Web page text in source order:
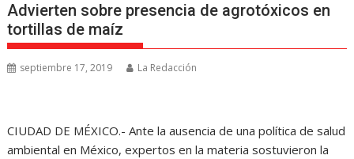
Advierten sobre presencia de agrotóxicos en
tortillas de maíz
septiembre 17, 2019 La Redacción
CIUDAD DE MÉXICO.- Ante la ausencia de una política de salud
ambiental en México, expertos en la materia sostuvieron la